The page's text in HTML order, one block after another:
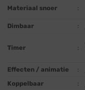
Materiaal snoer :
Dimbaar
:
Timer :
Effecten / animatie
:
Koppelbaar
: